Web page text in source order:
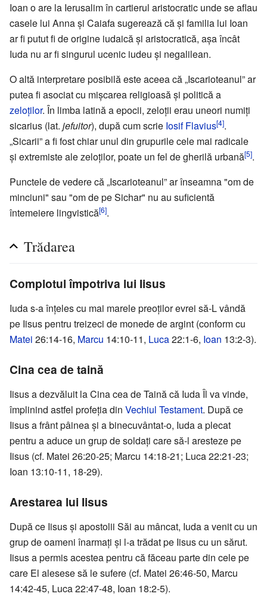
Ioan o are la Ierusalim în cartierul aristocratic unde se aflau
casele lui Anna și Caiafa sugerează că și familia lui Ioan
ar fi putut fi de origine iudaică și aristocratică, așa încât
Iuda nu ar fi singurul ucenic iudeu și negalilean.
O altă interpretare posibilă este aceea că „Iscarioteanul” ar
putea fi asociat cu mișcarea religioasă și politică a
zeloţilor. În limba latină a epocii, zeloții erau uneori numiți
sicarius (lat. jefuitor), după cum scrie Iosif Flavius[4].
„Sicarii” a fi fost chiar unul din grupurile cele mai radicale
şi extremiste ale zeloţilor, poate un fel de gherilă urbană[5].
Punctele de vedere că „Iscarioteanul” ar înseamna "om de
minciuni" sau "om de pe Sichar" nu au suficientă
întemeiere lingvistică[6].
Trădarea
Complotul împotriva lui Iisus
Iuda s-a înţeles cu mai marele preoţilor evrei să-L vândă
pe Iisus pentru treizeci de monede de argint (conform cu
Matei 26:14-16, Marcu 14:10-11, Luca22:1-6, Ioan 13:2-3).
Cina cea de taină
Iisus a dezvăluit la Cina cea de Taină că Iuda Îl va vinde,
împlinind astfel profeţia din Vechiul Testament. După ce
Iisus a frânt pâinea şi a binecuvântat-o, Iuda a plecat
pentru a aduce un grup de soldaţi care să-l aresteze pe
Iisus (cf. Matei 26:20-25; Marcu 14:18-21; Luca 22:21-23;
Ioan 13:10-11, 18-29).
Arestarea lui Iisus
După ce Iisus şi apostolii Săi au mâncat, Iuda a venit cu un
grup de oameni înarmaţi şi l-a trădat pe Iisus cu un sărut.
Iisus a permis acestea pentru că făceau parte din cele pe
care El alesese să le sufere (cf. Matei 26:46-50, Marcu
14:42-45, Luca 22:47-48, Ioan 18:2-5).